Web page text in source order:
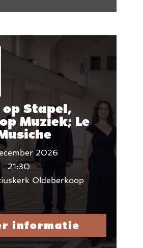
Stapel,
Muziek; Le
2026
21:30
Oldeberkoop
informatie